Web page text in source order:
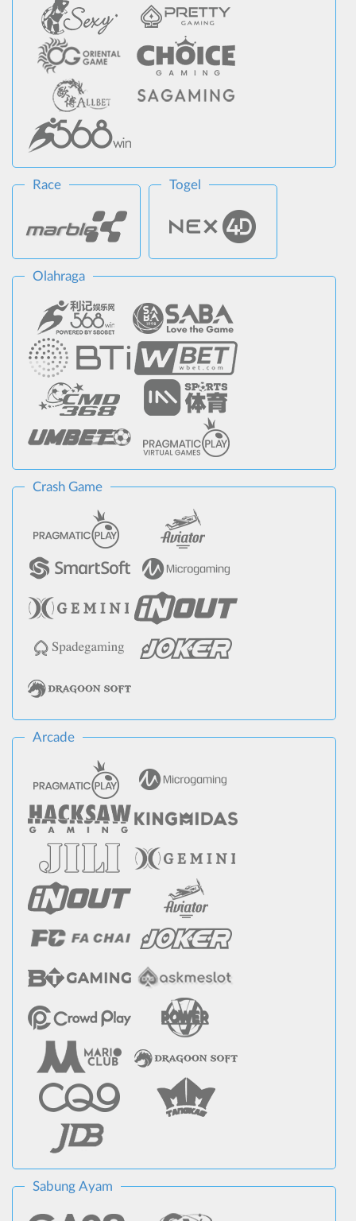
Race Togel
Olahraga
Crash Game
Arcade
Sabung Ayam